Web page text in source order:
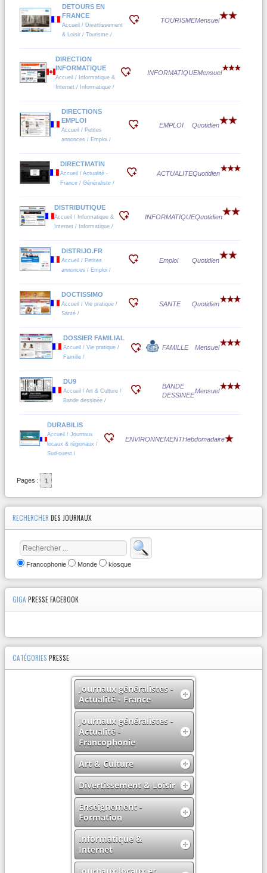
DETOURS EN
FRANCE
Accueil / Divertissement
& Loisir / Tourisme /
TOURISMEMensuel
DIRECTION
INFORMATIQUE
Accueil / Informatique &
Internet / Informatique /
INFORMATIQUEMensuel
DIRECTIONS
EMPLOI
Accueil / Petites
annonces / Emploi /
EMPLOI Quotidien
DIRECTMATIN
Accueil / Actualité -
France / Généraliste /
ACTUALITEQuotidien
DISTRIBUTIQUE
Accueil / Informatique &
Internet / Informatique /
INFORMATIQUEQuotidien
DISTRIJO.FR
Accueil / Petites
annonces / Emploi /
Emploi Quotidien
DOCTISSIMO
Accueil / Vie pratique /
Santé /
SANTE Quotidien
DOSSIER FAMILIAL
Accueil / Vie pratique /
Famille /
FAMILLE Mensuel
DU9
Accueil / Art & Culture /
Bande dessinée /
BANDE
DESSINEE
Mensuel
DURABILIS
Accueil / Journaux
locaux & régionaux /
Sud-ouest /
ENVIRONNEMENTHebdomadaire
Pages : 1
RECHERCHER DES JOURNAUX
Francophonie Monde kiosque
GIGAPRESSE FACEBOOK
CATÉGORIES PRESSE
Journaux généralistes -
Actualité - France
Journaux généralistes -
Actualité -
Francophonie
Art & Culture
Divertissement & Loisir
Enseignement -
Formation
Informatique &
Internet